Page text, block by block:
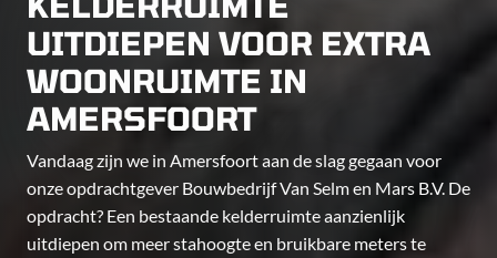
UITDIEPEN VOOR EXTRA
WOONRUIMTE IN
AMERSFOORT
Vandaag zijn we in Amersfoort aan de slag gegaan voor
onze opdrachtgever Bouwbedrijf Van Selm en Mars B.V. De
opdracht? Een bestaande kelderruimte aanzienlijk
uitdiepen om meer stahoogte en bruikbare meters te